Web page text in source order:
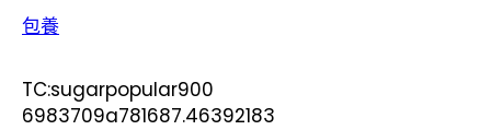
包養
TC:sugarpopular900
6983709a781687.46392183